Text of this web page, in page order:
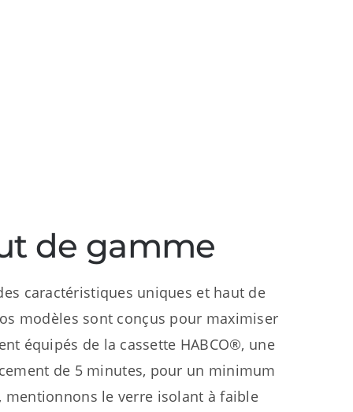
de gamme
caractéristiques uniques et haut de
modèles sont conçus pour maximiser
équipés de la cassette HABCO®, une
de 5 minutes, pour un minimum
le verre isolant à faible